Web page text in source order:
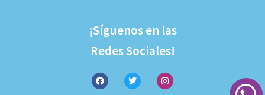
¡Síguenos en las
Redes Sociales!